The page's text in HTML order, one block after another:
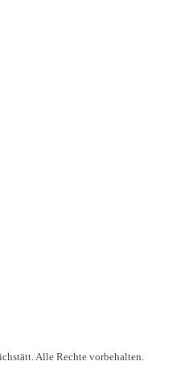
Alle Rechte vorbehalten.